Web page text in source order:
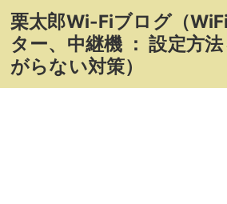
栗太郎Wi-Fiブログ（
ター、中継機 ： 設定方
がらない対策）